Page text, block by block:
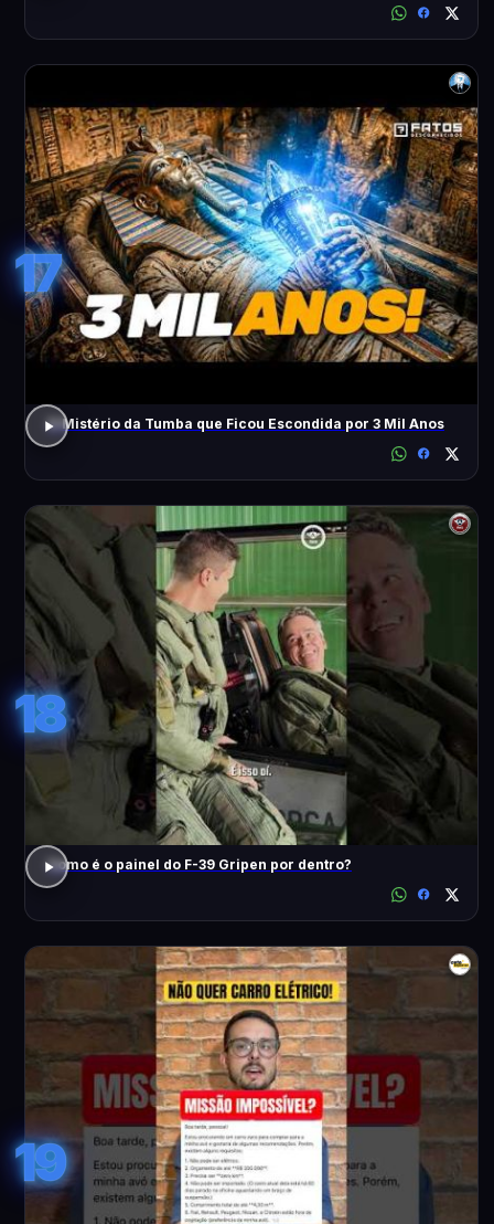
17
O Mistério da Tumba que Ficou Escondida por 3 Mil Anos
18
Como é o painel do F-39 Gripen por dentro?
19